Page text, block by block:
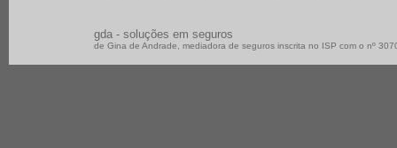
gda - soluções em seguros
de Gina de Andrade, mediadora de seguros inscrita no ISP com o nº